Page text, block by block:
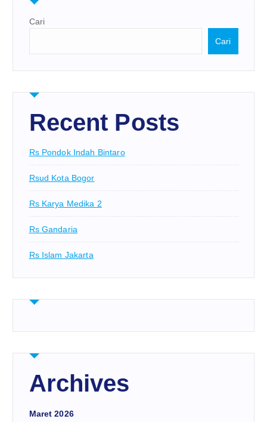
Cari
Cari
Recent Posts
Rs Pondok Indah Bintaro
Rsud Kota Bogor
Rs Karya Medika 2
Rs Gandaria
Rs Islam Jakarta
Archives
Maret 2026